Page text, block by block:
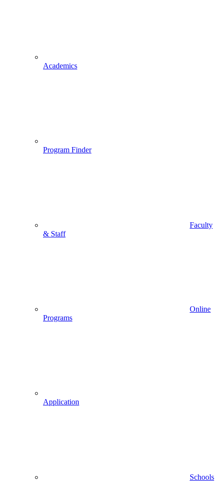
Academics
Program Finder
Faculty
& Staff
Online
Programs
Application
Schools